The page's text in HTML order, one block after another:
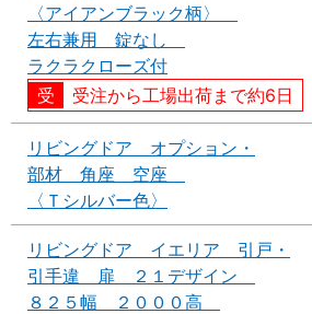
〈アイアンブラック柄〉
左右兼用 錠なし
ラクラクローズ付
受注から工場出荷まで約6日
リビングドア オプション・
部材 角座 空座
〈Ｔシルバー色〉
リビングドア イエリア 引戸・
引手違 扉 ２１デザイン
８２５幅 ２０００高